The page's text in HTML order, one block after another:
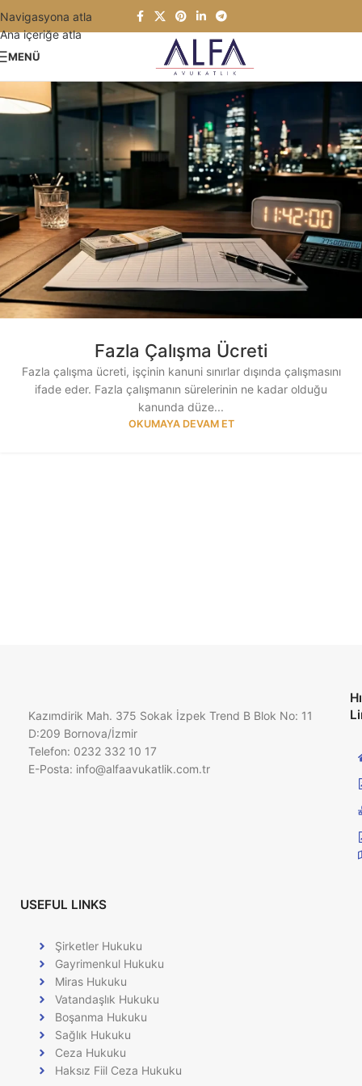
Navigasyona atla
Ana içeriğe atla
MENÜ
Fazla Çalışma Ücreti
Fazla çalışma ücreti, işçinin kanuni sınırlar dışında çalışmasını
ifade eder. Fazla çalışmanın sürelerinin ne kadar olduğu
kanunda düze...
OKUMAYA DEVAM ET
Kazımdirik Mah. 375 Sokak İzpek Trend B Blok No: 11
D:209 Bornova/İzmir
Telefon: 0232 332 10 17
E-Posta: info@alfaavukatlik.com.tr
USEFUL LINKS
Şirketler Hukuku
Gayrimenkul Hukuku
Miras Hukuku
Vatandaşlık Hukuku
Boşanma Hukuku
Sağlık Hukuku
Ceza Hukuku
Haksız Fiil Ceza Hukuku